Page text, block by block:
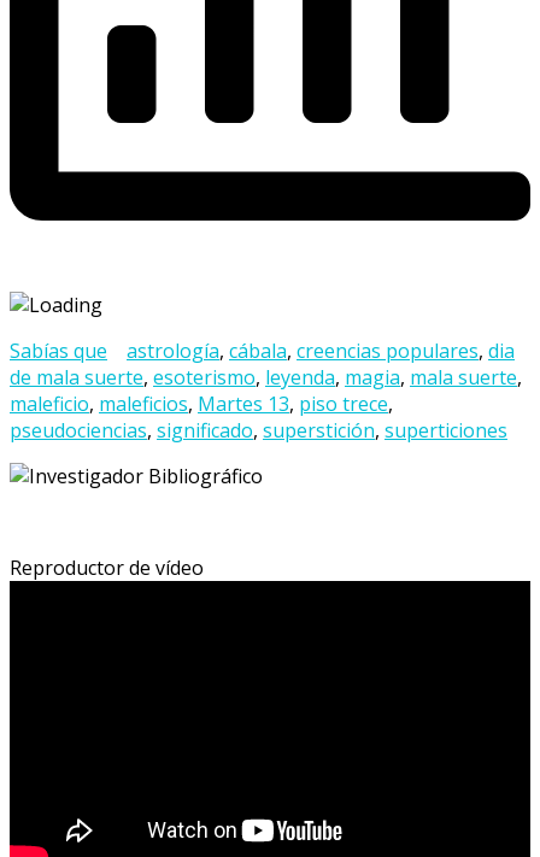
Sabías que astrología, cábala, creencias populares, dia
de mala suerte, esoterismo, leyenda, magia, mala suerte,
maleficio, maleficios, Martes 13, piso trece,
pseudociencias, significado, superstición, superticiones
Reproductor de vídeo